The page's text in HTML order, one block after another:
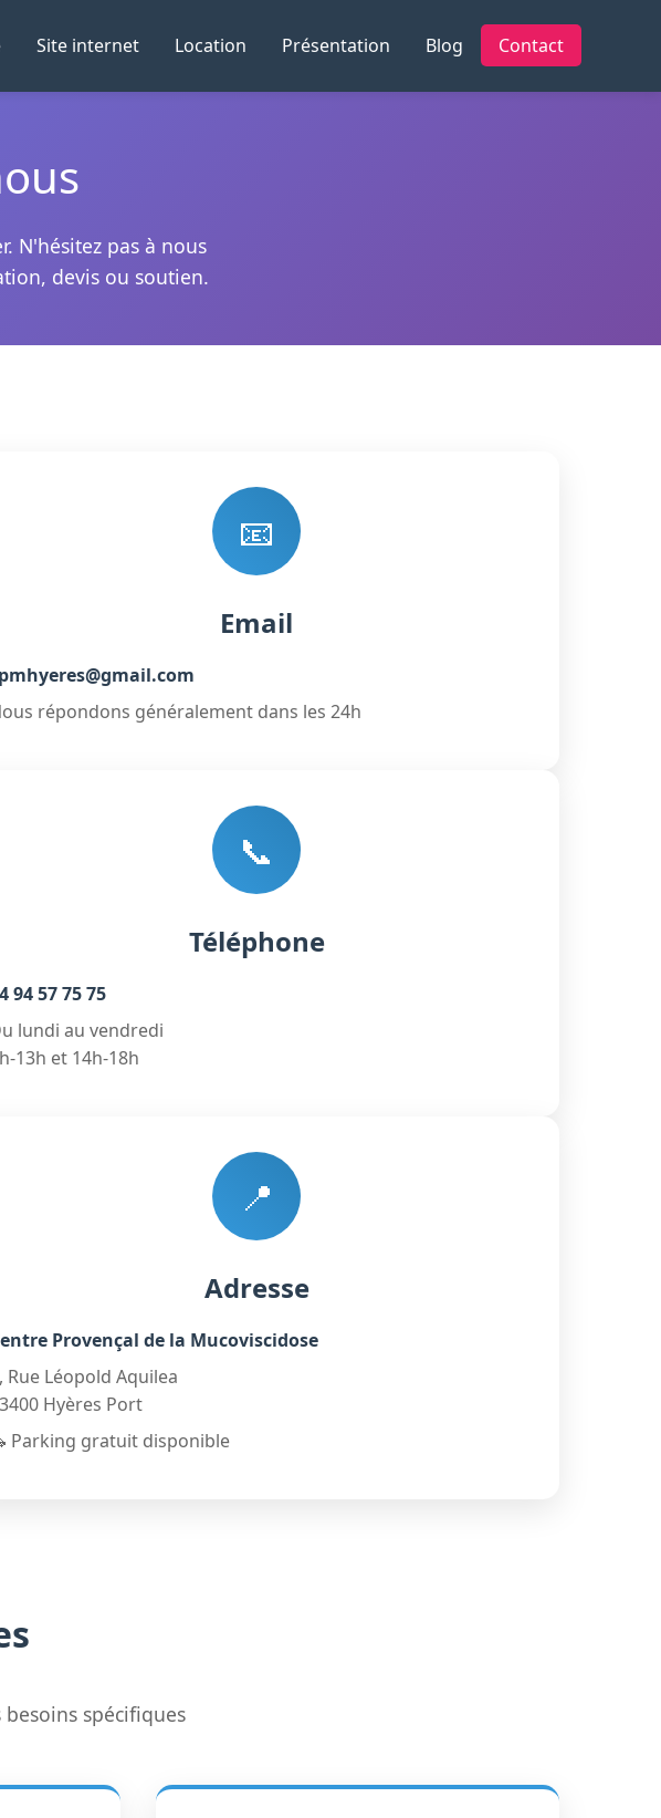
Site internet Location Présentation Blog Contact
N'hésitez pas à nous
devis ou soutien.
📧
Email
répondons généralement dans les 24h
📞
Téléphone
94 57 75 75
lundi au vendredi
13h et 14h-18h
📍
Adresse
Provençal de la Mucoviscidose
Rue Léopold Aquilea
Hyères Port
Parking gratuit disponible
spécifiques